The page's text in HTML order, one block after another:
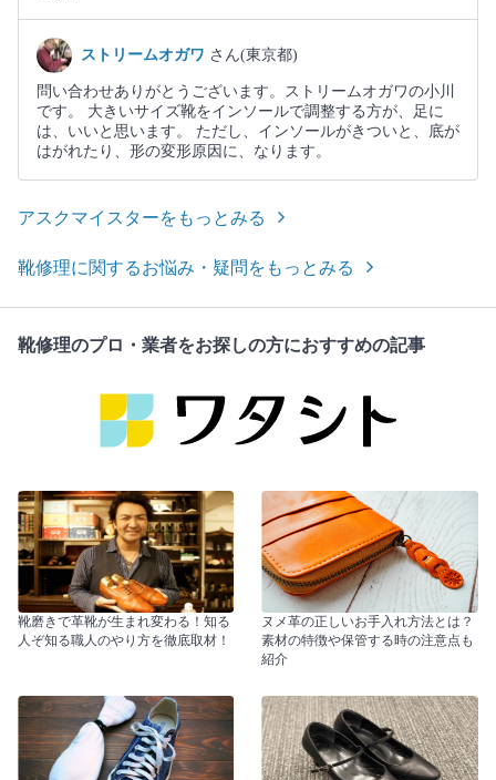
ストリームオガワ さん(東京都)
問い合わせありがとうございます。ストリームオガワの小川
です。 大きいサイズ靴をインソールで調整する方が、足に
は、いいと思います。 ただし、インソールがきついと、底が
はがれたり、形の変形原因に、なります。
アスクマイスターをもっとみる
靴修理に関するお悩み・疑問をもっとみる
靴修理のプロ・業者をお探しの方におすすめの記事
靴磨きで革靴が生まれ変わる！知る
人ぞ知る職人のやり方を徹底取材！
ヌメ革の正しいお手入れ方法とは？
素材の特徴や保管する時の注意点も
紹介